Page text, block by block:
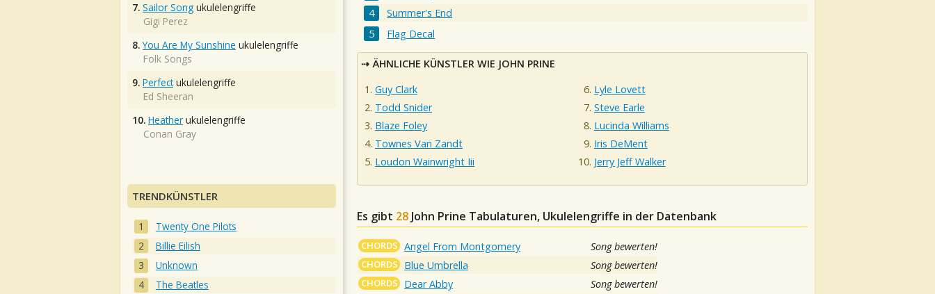
Summer's End
Flag Decal
ÄHNLICHE KÜNSTLER WIE JOHN PRINE
Guy Clark
Todd Snider
Blaze Foley
Townes Van Zandt
Loudon Wainwright Iii
Lyle Lovett
Steve Earle
Lucinda Williams
Iris DeMent
Jerry Jeff Walker
Es gibt 28 John Prine Tabulaturen, Ukulelengriffe in der Datenbank
CHORDS Angel From Montgomery Song bewerten!
CHORDS Blue Umbrella Song bewerten!
CHORDS Dear Abby Song bewerten!
7. Sailor Song ukulelengriffe
Gigi Perez
8. You Are My Sunshine ukulelengriffe
Folk Songs
9. Perfectukulelengriffe
Ed Sheeran
10. Heather ukulelengriffe
Conan Gray
TRENDKÜNSTLER
Twenty One Pilots
Billie Eilish
Unknown
The Beatles